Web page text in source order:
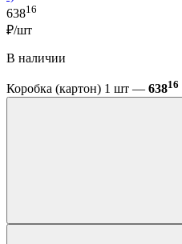
63816
₽/шт
В наличии
Коробка (картон) 1 шт — 63816